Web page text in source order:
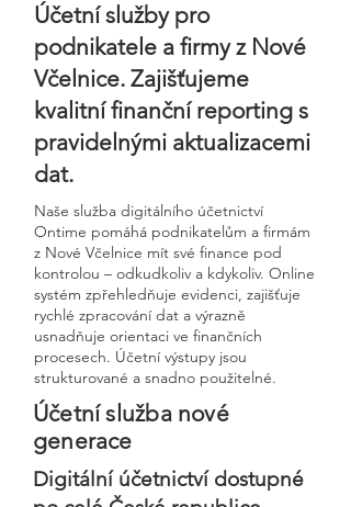
Účetní služby pro
podnikatele a firmy z Nové
Včelnice. Zajišťujeme
kvalitní finanční reporting s
pravidelnými aktualizacemi
dat.
Naše služba digitálního účetnictví
Ontime pomáhá podnikatelům a firmám
z Nové Včelnice mít své finance pod
kontrolou – odkudkoliv a kdykoliv. Online
systém zpřehledňuje evidenci, zajišťuje
rychlé zpracování dat a výrazně
usnadňuje orientaci ve finančních
procesech. Účetní výstupy jsou
strukturované a snadno použitelné.
Účetní služba nové
generace
Digitální účetnictví dostupné